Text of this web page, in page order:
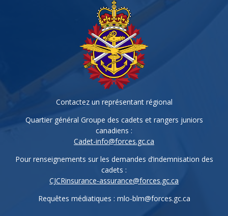
Contactez un représentant régional
Quartier général Groupe des cadets et rangers juniors
canadiens :
Cadet-info@forces.gc.ca
Pour renseignements sur les demandes d’indemnisation des
cadets :
CJCRinsurance-assurance@forces.gc.ca
Requêtes médiatiques : mlo-blm@forces.gc.ca